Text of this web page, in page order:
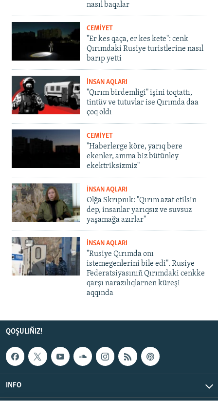
nasıl baqalar
CEMİYET
"Er kes qaça, er kes kete": cenk
Qırımdaki Rusiye turistlerine nasıl
barıp yetti
İNSAN AQLARI
"Qırım birdemligi" işini toqtattı,
tintüv ve tutuvlar ise Qırımda daa
çoq oldı
CEMİYET
"Haberlerge köre, yarıq bere
ekenler, amma biz bütünley
ekektriksizmiz"
İNSAN AQLARI
Olğa Skrıpnık: "Qırım azat etilsin
dep, insanlar yarıqsız ve suvsuz
yaşamağa azırlar"
İNSAN AQLARI
"Rusiye Qırımda onı
istemegenlerini bile edi". Rusiye
Federatsiyasınıñ Qırımdaki cenkke
qarşı narazılıqlarnen küreşi
aqqında
QOŞULIÑIZ!
INFO